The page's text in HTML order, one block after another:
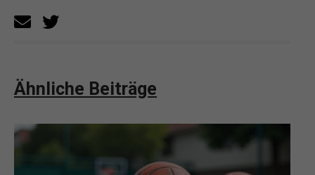
Ähnliche Beiträge